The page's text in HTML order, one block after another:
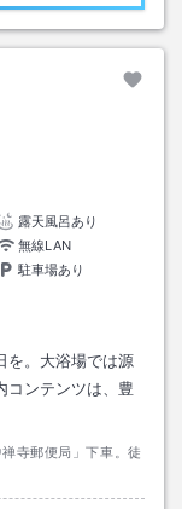
露天風呂あり
無線LAN
駐車場あり
を。大浴場では源
コンテンツは、豊
寺郵便局」下車。徒